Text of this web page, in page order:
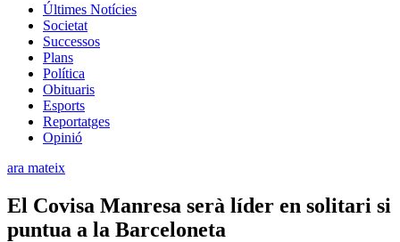
Últimes Notícies
Societat
Successos
Plans
Política
Obituaris
Esports
Reportatges
Opinió
ara mateix
El Covisa Manresa serà líder en solitari si
puntua a la Barceloneta